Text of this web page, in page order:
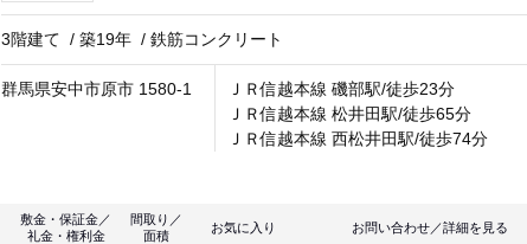
3階建て /築19年 /鉄筋コンクリート
群馬県安中市原市 1580-1
ＪＲ信越本線 磯部駅/徒歩23分
ＪＲ信越本線 松井田駅/徒歩65分
ＪＲ信越本線 西松井田駅/徒歩74分
敷金・保証金／
礼金・権利金
間取り／
面積
お気に入り お問い合わせ／詳細を見る